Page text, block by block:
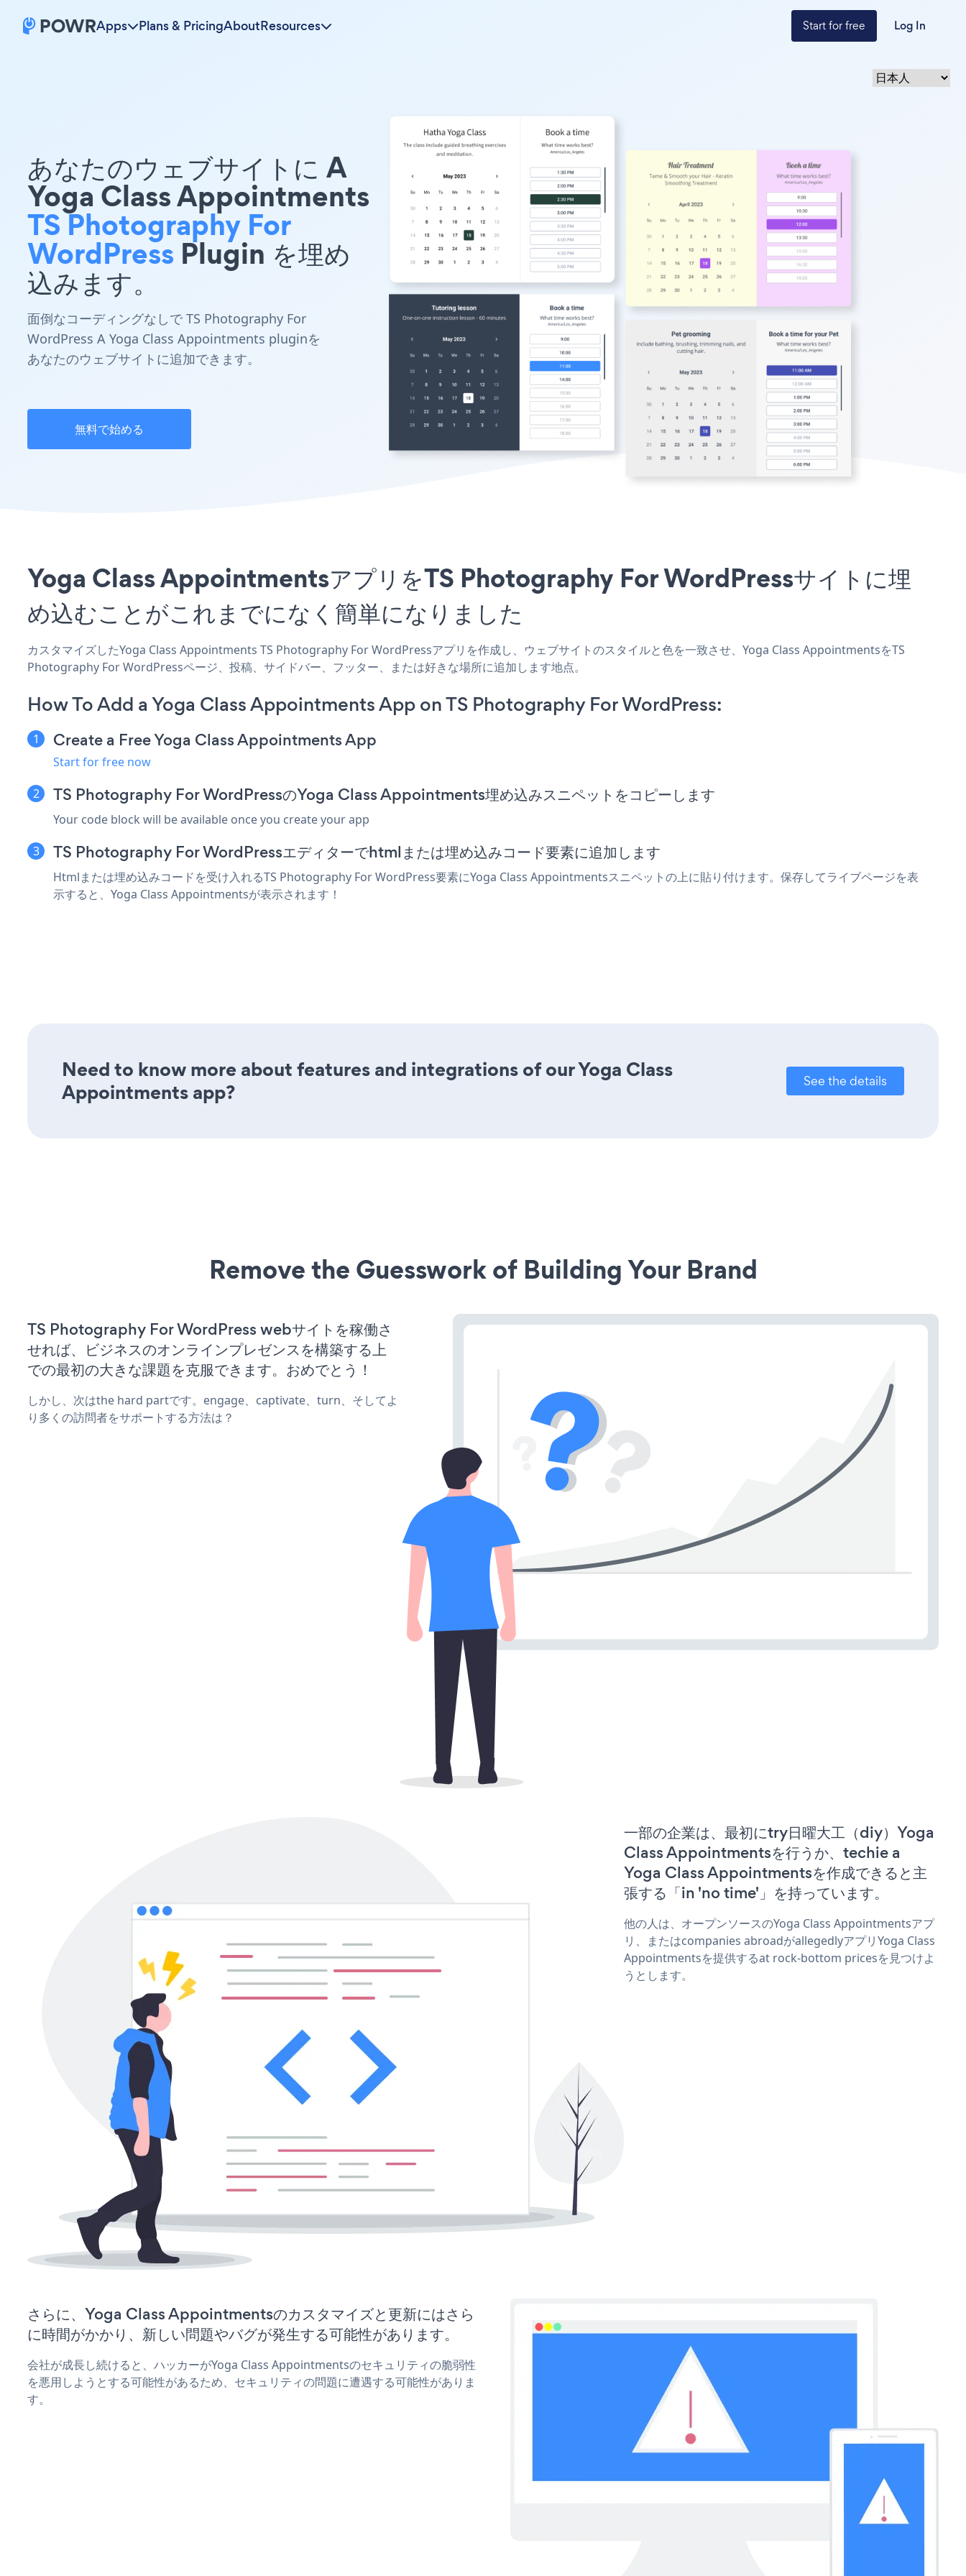
Apps Plans & PricingAboutResources Start for free Log In
あなたのウェブサイトに A
Yoga Class Appointments
TS Photography For
WordPress Plugin を埋め
込みます。
面倒なコーディングなしで TS Photography For
WordPress A Yoga Class Appointments pluginを
あなたのウェブサイトに追加できます。
無料で始める
Yoga Class AppointmentsアプリをTS Photography For WordPressサイトに埋
め込むことがこれまでになく簡単になりました
カスタマイズしたYoga Class Appointments TS Photography For WordPressアプリを作成し、ウェブサイトのスタイルと色を一致させ、Yoga Class AppointmentsをTS
Photography For WordPressページ、投稿、サイドバー、フッター、または好きな場所に追加します地点。
How To Add a Yoga Class Appointments App on TS Photography For WordPress:
Create a Free Yoga Class Appointments App
Start for free now
TS Photography For WordPressのYoga Class Appointments埋め込みスニペットをコピーします
Your code block will be available once you create your app
TS Photography For WordPressエディターでhtmlまたは埋め込みコード要素に追加します
Htmlまたは埋め込みコードを受け入れるTS Photography For WordPress要素にYoga Class Appointmentsスニペットの上に貼り付けます。保存してライブページを表
示すると、Yoga Class Appointmentsが表示されます！
Need to know more about features and integrations of our Yoga Class
Appointments app?
See the details
Remove the Guesswork of Building Your Brand
TS Photography For WordPress webサイトを稼働さ
せれば、ビジネスのオンラインプレゼンスを構築する上
での最初の大きな課題を克服できます。おめでとう！
しかし、次はthe hard partです。engage、captivate、turn、そしてよ
り多くの訪問者をサポートする方法は？
一部の企業は、最初にtry日曜大工（diy）Yoga
Class Appointmentsを行うか、techie a
Yoga Class Appointmentsを作成できると主
張する「in 'no time'」を持っています。
他の人は、オープンソースのYoga Class Appointmentsアプ
リ、またはcompanies abroadがallegedlyアプリYoga Class
Appointmentsを提供するat rock-bottom pricesを見つけよ
うとします。
さらに、Yoga Class Appointmentsのカスタマイズと更新にはさら
に時間がかかり、新しい問題やバグが発生する可能性があります。
会社が成長し続けると、ハッカーがYoga Class Appointmentsのセキュリティの脆弱性
を悪用しようとする可能性があるため、セキュリティの問題に遭遇する可能性がありま
す。